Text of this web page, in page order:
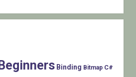
Beginners Binding Bitmap C#